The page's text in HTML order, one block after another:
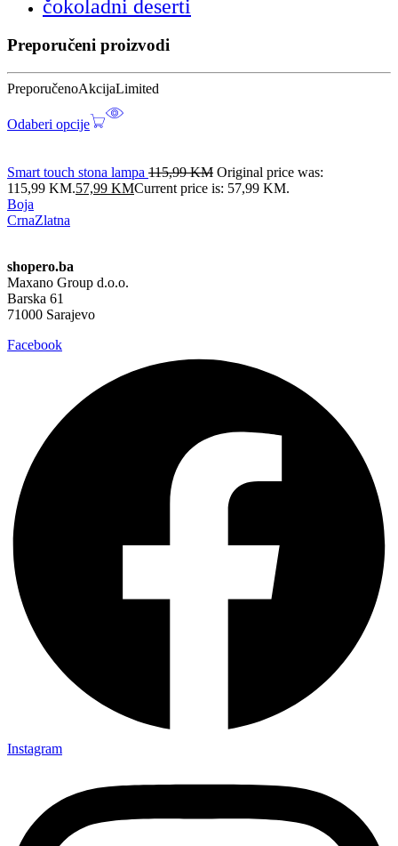
čokoladni deserti
Preporučeni proizvodi
PreporučenoAkcijaLimited
Odaberi opcije
Smart touch stona lampa 115,99KM Original price was:
115,99 KM.57,99 KMCurrent price is: 57,99 KM.
Boja
CrnaZlatna
shopero.ba
Maxano Group d.o.o.
Barska 61
71000 Sarajevo
Facebook
Instagram